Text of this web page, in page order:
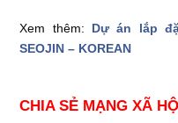
Xem thêm: Dự án lắp
SEOJIN – KOREAN
CHIA SẺ MẠNG XÃ